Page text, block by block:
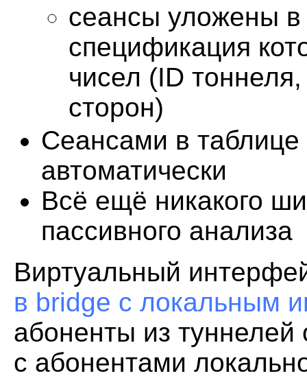
сеансы уложены в
спецификация
чисел (ID
сторон)
Сеансами в
автоматически
Всё ещё никакого
пассивного анализа
Виртуальный
в bridge c локальным
абоненты из туннелей
с абонентами